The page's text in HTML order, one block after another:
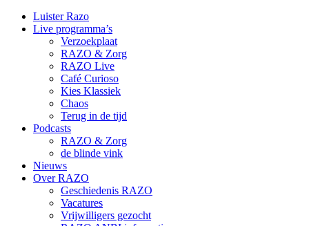
Luister Razo
Live programma’s
Verzoekplaat
RAZO & Zorg
RAZO Live
Café Curioso
Kies Klassiek
Chaos
Terug in de tijd
Podcasts
RAZO & Zorg
de blinde vink
Nieuws
Over RAZO
Geschiedenis RAZO
Vacatures
Vrijwilligers gezocht